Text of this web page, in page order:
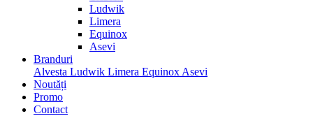
Ludwik
Limera
Equinox
Asevi
Branduri
Alvesta Ludwik Limera Equinox Asevi
Noutăți
Promo
Contact